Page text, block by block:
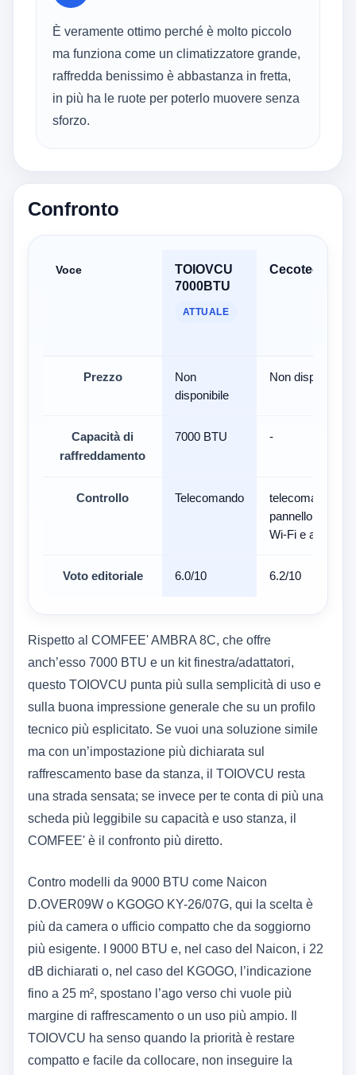
È veramente ottimo perché è molto piccolo
ma funziona come un climatizzatore grande,
raffredda benissimo è abbastanza in fretta,
in più ha le ruote per poterlo muovere senza
sforzo.
Confronto
Voce
TOIOVCU
7000BTU
ATTUALE
Cecotec
Prezzo
Non
disponibile
Non disponibile
Capacità di
raffreddamento
7000 BTU -
Controllo Telecomando
telecomando,
pannello touch,
Wi‑Fi e app
Voto editoriale 6.0/10 6.2/10
Rispetto al COMFEE' AMBRA 8C, che offre
anch’esso 7000 BTU e un kit finestra/adattatori,
questo TOIOVCU punta più sulla semplicità di uso e
sulla buona impressione generale che su un profilo
tecnico più esplicitato. Se vuoi una soluzione simile
ma con un’impostazione più dichiarata sul
raffrescamento base da stanza, il TOIOVCU resta
una strada sensata; se invece per te conta di più una
scheda più leggibile su capacità e uso stanza, il
COMFEE' è il confronto più diretto.
Contro modelli da 9000 BTU come Naicon
D.OVER09W o KGOGO KY-26/07G, qui la scelta è
più da camera o ufficio compatto che da soggiorno
più esigente. I 9000 BTU e, nel caso del Naicon, i 22
dB dichiarati o, nel caso del KGOGO, l’indicazione
fino a 25 m², spostano l’ago verso chi vuole più
margine di raffrescamento o un uso più ampio. Il
TOIOVCU ha senso quando la priorità è restare
compatto e facile da collocare, non inseguire la